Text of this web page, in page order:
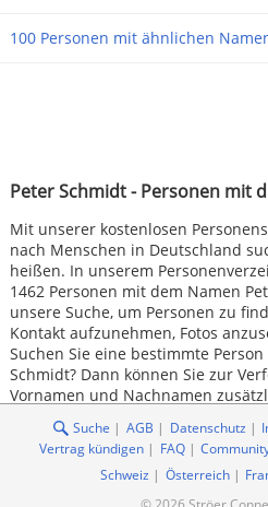
Peter Schmidt - Personen mit
Mit unserer kostenlosen
nach Menschen in Deutschland
heißen. In unserem
1462 Personen mit dem Namen
unsere Suche, um Personen zu
Kontakt aufzunehmen, Fotos
Suchen Sie eine bestimmte
Schmidt? Dann können Sie zur
Vornamen und Nachnamen
angeben.
100 Personen mit ähnlichen
Suche AGB Datenschutz
Vertrag kündigen
FAQ
Schweiz
Österreich